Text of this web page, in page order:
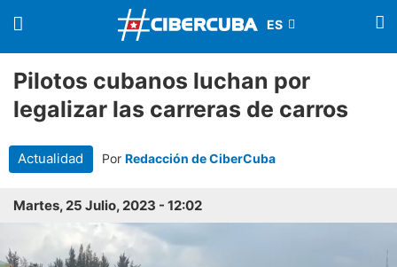
Pilotos cubanos luchan por
legalizar las carreras de carros
Actualidad Por Redacción de CiberCuba
Martes, 25 Julio, 2023 - 12:02